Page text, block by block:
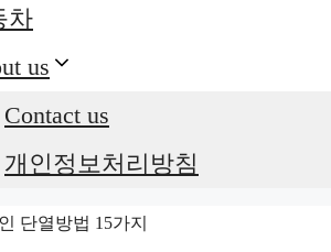
차
us
Contact us
개인정보처리방침